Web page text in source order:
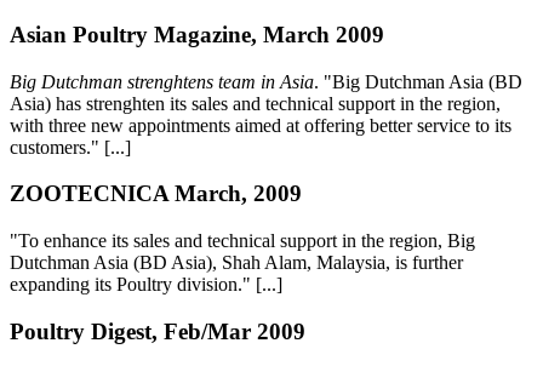
Asian Poultry Magazine, March 2009
Big Dutchman strenghtens team in Asia. "Big Dutchman Asia (BD
Asia) has strenghten its sales and technical support in the region,
with three new appointments aimed at offering better service to its
customers." [...]
ZOOTECNICA March, 2009
"To enhance its sales and technical support in the region, Big
Dutchman Asia (BD Asia), Shah Alam, Malaysia, is further
expanding its Poultry division." [...]
Poultry Digest, Feb/Mar 2009